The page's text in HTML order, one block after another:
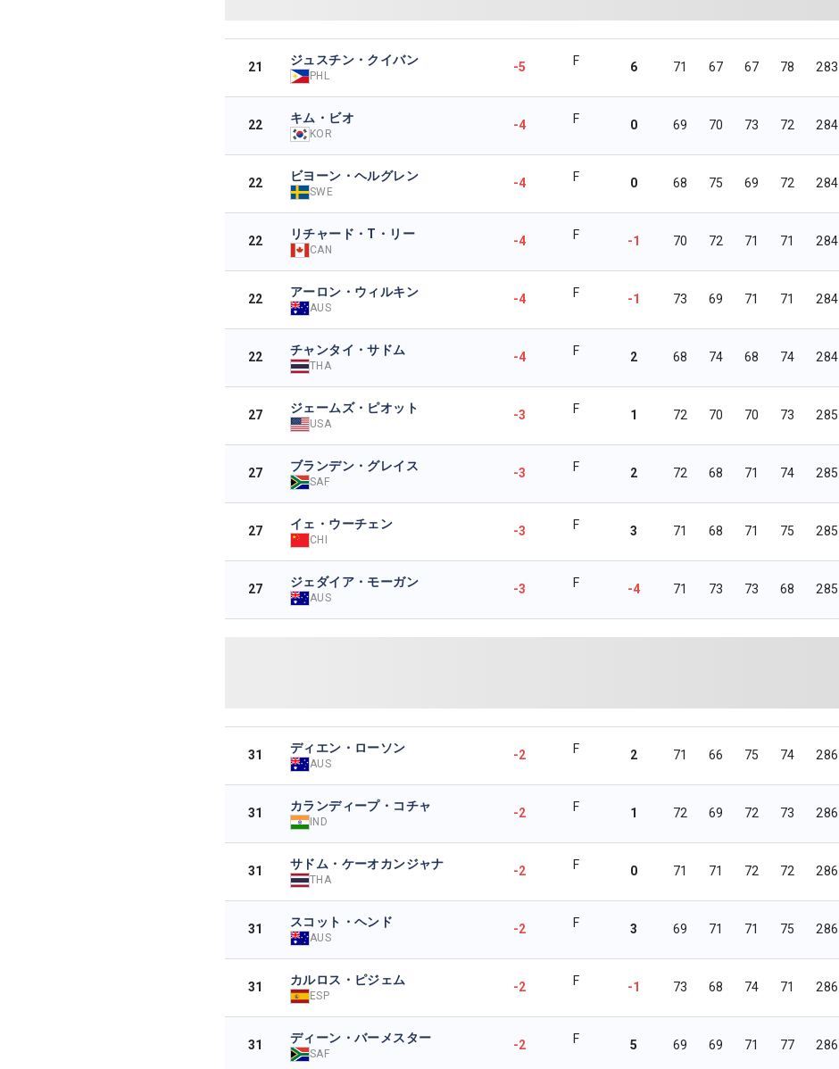
21 ジュスチン・クイバン
PHL
-5 F 6 71 67 67 78 283
22 キム・ビオ
KOR
-4 F 0 69 70 73 72 284
22 ビヨーン・ヘルグレン
SWE
-4 F 0 68 75 69 72 284
22 リチャード・T・リー
CAN
-4 F -1 70 72 71 71 284
22 アーロン・ウィルキン
AUS
-4 F -1 73 69 71 71 284
22 チャンタイ・サドム
THA
-4 F 2 68 74 68 74 284
27 ジェームズ・ピオット
USA
-3 F 1 72 70 70 73 285
27 ブランデン・グレイス
SAF
-3 F 2 72 68 71 74 285
27 イェ・ウーチェン
CHI
-3 F 3 71 68 71 75 285
27 ジェダイア・モーガン
AUS
-3 F -4 71 73 73 68 285
31 ディエン・ローソン
AUS
-2 F 2 71 66 75 74 286
31 カランディープ・コチャ
IND
-2 F 1 72 69 72 73 286
31 サドム・ケーオカンジャナ
THA
-2 F 0 71 71 72 72 286
31 スコット・ヘンド
AUS
-2 F 3 69 71 71 75 286
31 カルロス・ピジェム
ESP
-2 F -1 73 68 74 71 286
31 ディーン・バーメスター
SAF
-2 F 5 69 69 71 77 286